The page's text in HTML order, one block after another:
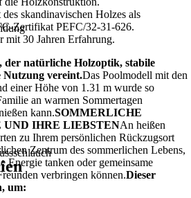
skandinavischen Holzes als
Zertifikat PEFC/32-31-626.
mit 30 Jahren Erfahrung.
der natürliche Holzoptik, stabile
vereint.Das Poolmodell mit den
einer Höhe von 1.31 m wurde so
an warmen Sommertagen
kann.SOMMERLICHE
UND IHRE LIEBSTENAn heißen
zu Ihrem persönlichen Rückzugsort
Zentrum des sommerlichen Lebens,
Energie tanken oder gemeinsame
verbringen können.Dieser
um: